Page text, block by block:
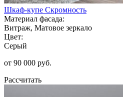
Шкаф-купе Скромность
Материал фасада:
Витраж, Матовое зеркало
Цвет:
Серый
от 90 000 руб.
Рассчитать